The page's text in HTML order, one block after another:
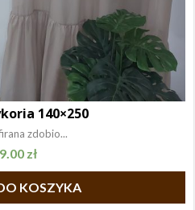
140×250
zdobio...
zł
KOSZYKA